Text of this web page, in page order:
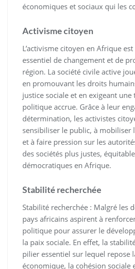
économiques et sociaux qui les
Activisme citoyen
L’activisme citoyen en Afrique
essentiel de changement et de
région. La société civile active
en promouvant les droits
justice sociale et en exigeant une
politique accrue. Grâce à leur
détermination, les activistes
sensibiliser le public, à mobiliser
et à faire pression sur les
des sociétés plus justes,
démocratiques en Afrique.
Stabilité recherchée
Stabilité recherchée : Malgré les
pays africains aspirent à
politique pour assurer le
la paix sociale. En effet, la
pilier essentiel sur lequel repose
économique, la cohésion sociale